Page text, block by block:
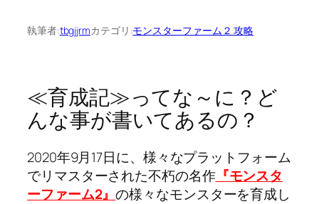
執筆者:tbgjjrmカテゴリ:モンスターファーム２ 攻略
≪育成記≫ってな～に？ど
んな事が書いてあるの？
2020年9月17日に、様々なプラットフォーム
でリマスターされた不朽の名作『モンスタ
ーファーム2』の様々なモンスターを育成し